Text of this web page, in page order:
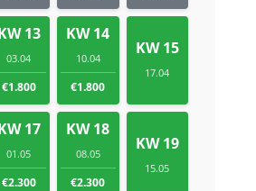
13
03.04
€1.800
KW 14
10.04
€1.800
KW 15
17.04
17
01.05
€2.300
KW 18
08.05
€2.300
KW 19
15.05